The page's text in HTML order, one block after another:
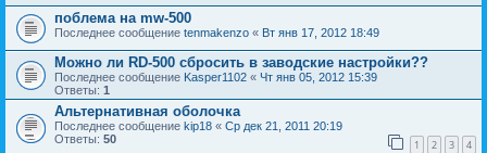
поблема на mw-500
Последнее сообщение tenmakenzo « Вт янв 17, 2012 18:49
Можно ли RD-500 сбросить в заводские настройки??
Последнее сообщение Kasper1102 « Чт янв 05, 2012 15:39
Ответы: 1
Альтернативная оболочка
Последнее сообщение kip18 « Ср дек 21, 2011 20:19
Ответы: 50 1 2 3 4